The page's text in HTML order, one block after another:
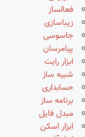
فعالساز
زیباسازی
جاسوسی
پیامرسان
ابزار رایت
شبیه ساز
حسابداری
برنامه ساز
مبدل فایل
ابزار اسکن